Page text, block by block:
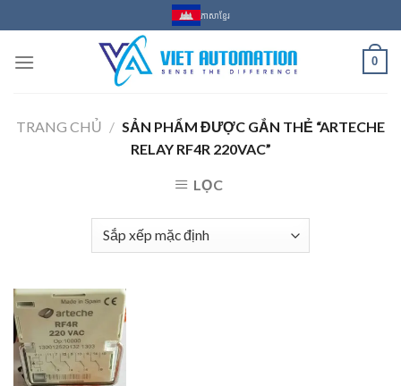
to
content
ភាសាខ្មែរ
0
TRANG CHỦ / SẢN PHẨM ĐƯỢC GẮN THẺ “ARTECHE
RELAY RF4R 220VAC”
LỌC